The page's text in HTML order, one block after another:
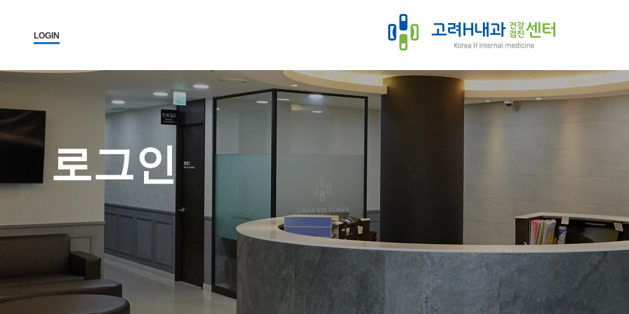
LOGIN
로그인